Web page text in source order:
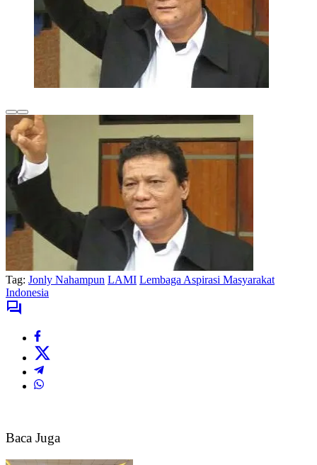
Tag: Jonly Nahampun LAMI Lembaga Aspirasi Masyarakat
Indonesia
Baca Juga